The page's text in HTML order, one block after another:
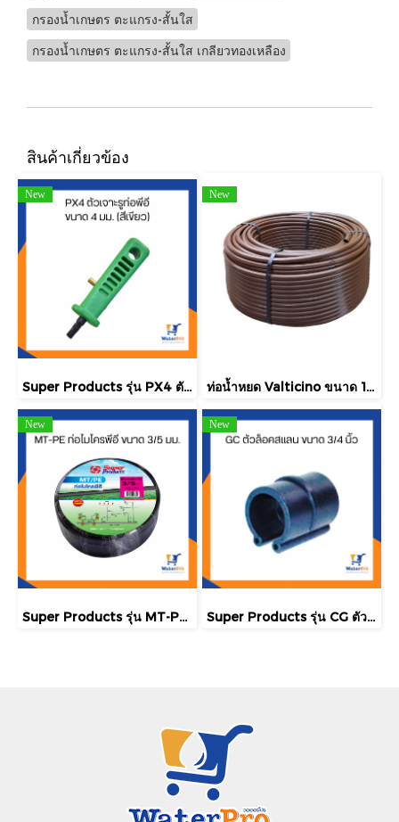
กรองน้ำเกษตร ตะแกรง-สั้นใส
กรองน้ำเกษตร ตะแกรง-สั้นใส เกลียวทองเหลือง
สินค้าเกี่ยวข้อง
New
Super Products รุ่น PX4 ตัวเจาะรูท่อพีอี ขนาด 4 มม. (สีเขียว)
New
ท่อน้ำหยด Valticino ขนาด 17 มม. ยาว 500 ฟุต/ม้วน
New
Super Products รุ่น MT-PE ท่อไมโครพีอี ขนาด 3/5 มม.
New
Super Products รุ่น CG ตัวล็อคสแลน พลาสติกโรงเรือน ขนาด 3/4 นิ้ว